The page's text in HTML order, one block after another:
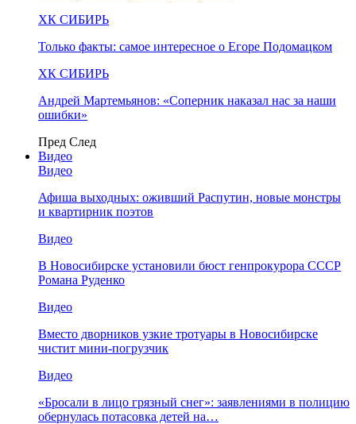
ХК СИБИРЬ
Только факты: самое интересное о Егоре Подомацком
ХК СИБИРЬ
Андрей Мартемьянов: «Соперник наказал нас за наши
ошибки»
Пред След
Видео
Видео
Афиша выходных: оживший Распутин, новые монстры
и квартирник поэтов
Видео
В Новосибирске установили бюст генпрокурора СССР
Романа Руденко
Видео
Вместо дворников узкие тротуары в Новосибирске
чистит мини-погрузчик
Видео
«Бросали в лицо грязный снег»: заявлениями в полицию
обернулась потасовка детей на…